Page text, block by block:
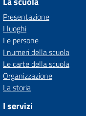
Presentazione
I luoghi
Le persone
I numeri della scuola
Le carte della scuola
Organizzazione
La storia
I servizi